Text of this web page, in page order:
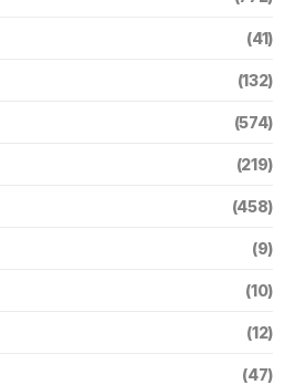
(41)
(132)
(574)
(219)
(458)
(9)
(10)
(12)
(47)